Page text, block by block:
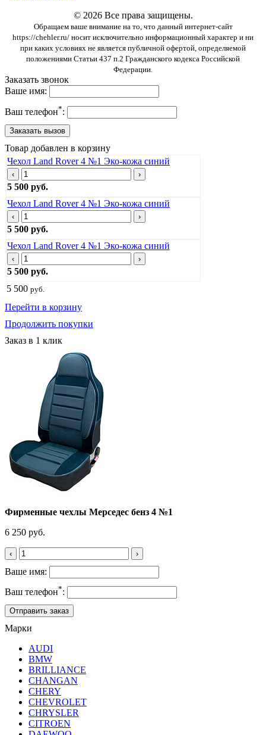
© 2026 Все права защищены.
Обращаем ваше внимание на то, что данный интернет-сайт
https://chehler.ru/ носит исключительно информационный характер и ни
при каких условиях не является публичной офертой, определяемой
положениями Статьи 437 п.2 Гражданского кодекса Российской
Федерации.
Заказать звонок
Ваше имя:
Ваш телефон*:
Товар добавлен в корзину
Чехол Land Rover 4 №1 Эко-кожа синий
‹ ›
5 500 руб.
Чехол Land Rover 4 №1 Эко-кожа синий
‹ ›
5 500 руб.
Чехол Land Rover 4 №1 Эко-кожа синий
‹ ›
5 500 руб.
5 500 руб.
Перейти в корзину
Продолжить покупки
Заказ в 1 клик
Фирменные чехлы Мерседес бенз 4 №1
6 250 руб.
‹ ›
Ваше имя:
Ваш телефон*:
Марки
AUDI
BMW
BRILLIANCE
CHANGAN
CHERY
CHEVROLET
CHRYSLER
CITROEN